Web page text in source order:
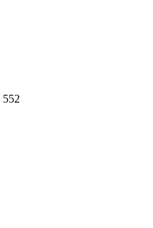
552